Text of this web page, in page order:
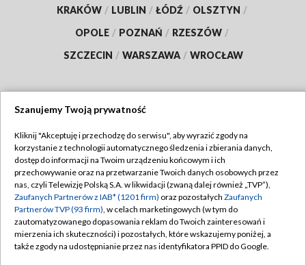
KRAKÓW / LUBLIN / ŁÓDŹ / OLSZTYN /
OPOLE / POZNAŃ / RZESZÓW /
SZCZECIN / WARSZAWA / WROCŁAW
TVP
Abonament TVP
Emisja w TVP
Centrum informacji TVP
Naziemna Telewizja Cyfrowa
Regulamin TVP
Polityka prywatności
Moje zgody
Pomoc
Szanujemy Twoją prywatność
Kliknij "Akceptuję i przechodzę do serwisu", aby wyrazić zgody na
korzystanie z technologii automatycznego śledzenia i zbierania danych,
dostęp do informacji na Twoim urządzeniu końcowym i ich
przechowywanie oraz na przetwarzanie Twoich danych osobowych przez
nas, czyli Telewizję Polską S.A. w likwidacji (zwaną dalej również „TVP”),
Zaufanych Partnerów z IAB* (1201 firm) oraz pozostałych Zaufanych
Partnerów TVP (93 firm), w celach marketingowych (w tym do
zautomatyzowanego dopasowania reklam do Twoich zainteresowań i
mierzenia ich skuteczności) i pozostałych, które wskazujemy poniżej, a
także zgody na udostępnianie przez nas identyfikatora PPID do Google.